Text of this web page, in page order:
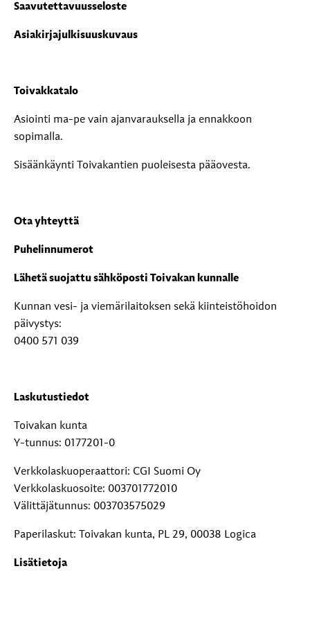
Saavutettavuusseloste
Asiakirjajulkisuuskuvaus
Toivakkatalo
Asiointi ma-pe vain ajanvarauksella ja ennakkoon
sopimalla.
Sisäänkäynti Toivakantien puoleisesta pääovesta.
Ota yhteyttä
Puhelinnumerot
Lähetä suojattu sähköposti Toivakan kunnalle
Kunnan vesi- ja viemärilaitoksen sekä kiinteistöhoidon
päivystys:
0400 571 039
Laskutustiedot
Toivakan kunta
Y-tunnus: 0177201-0
Verkkolaskuoperaattori: CGI Suomi Oy
Verkkolaskuosoite: 003701772010
Välittäjätunnus: 003703575029
Paperilaskut: Toivakan kunta, PL 29, 00038 Logica
Lisätietoja